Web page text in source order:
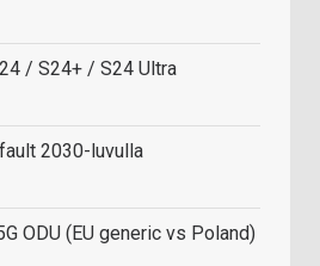
/ S24+ / S24 Ultra
2030-luvulla
ODU (EU generic vs Poland)